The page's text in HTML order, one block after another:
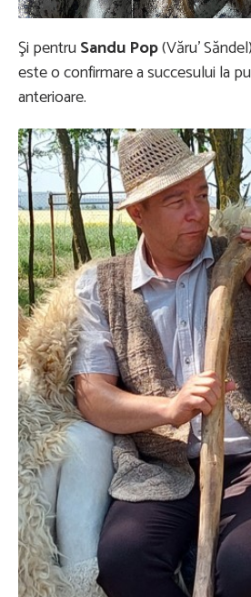
Şi pentruSandu Pop(Văru’
este o confirmare a succesului la
anterioare.